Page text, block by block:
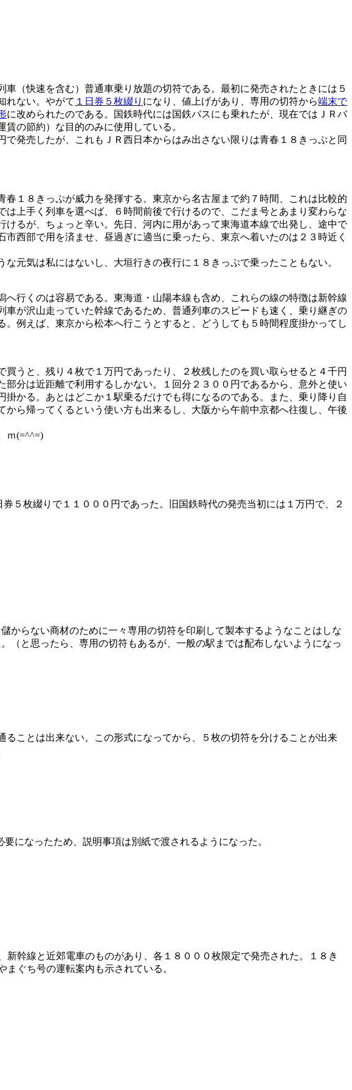
（快速を含む）普通車乗り放題の切符である。最初に発売されたときには５
れない。やがて １日券５枚綴り になり、値上げがあり、専用の切符から端末で
に改められたのである。国鉄時代には国鉄バスにも乗れたが、現在ではＪＲバ
の節約）な目的のみに使用している。
で発売したが、これもＪＲ西日本からはみ出さない限りは青春１８きっぷと同
１８きっぷが威力を発揮する。東京から名古屋まで約７時間、これは比較的
上手く列車を選べば、６時間前後で行けるので、こだま号とあまり変わらな
るが、ちょっと辛い。先日、河内に用があって東海道本線で出発し、途中で
西部で用を済ませ、昼過ぎに適当に乗ったら、東京へ着いたのは２３時近く
元気は私にはないし、大垣行きの夜行に１８きっぷで乗ったこともない。
行くのは容易である。東海道・山陽本線も含め、これらの線の特徴は新幹線
が沢山走っていた幹線であるため、普通列車のスピードも速く、乗り継ぎの
例えば、東京から松本へ行こうとすると、どうしても５時間程度掛かってし
うと、残り４枚で１万円であったり、２枚残したのを買い取らせると４千円
分は近距離で利用するしかない。１回分２３００円であるから、意外と使い
かる。あとはどこか１駅乗るだけでも得になるのである。また、乗り降り自
ら帰ってくるという使い方も出来るし、大阪から午前中京都へ往復し、午後
ｍ(=^^=)
５枚綴りで１１０００円であった。旧国鉄時代の発売当初には１万円で、２
からない商材のために一々専用の切符を印刷して製本するようなことはしな
（と思ったら、専用の切符もあるが、一般の駅までは配布しないようになっ
ことは出来ない。この形式になってから、５枚の切符を分けることが出来
になったため、説明事項は別紙で渡されるようになった。
幹線と近郊電車のものがあり、各１８０００枚限定で発売された。１８き
ぐち号の運転案内も示されている。